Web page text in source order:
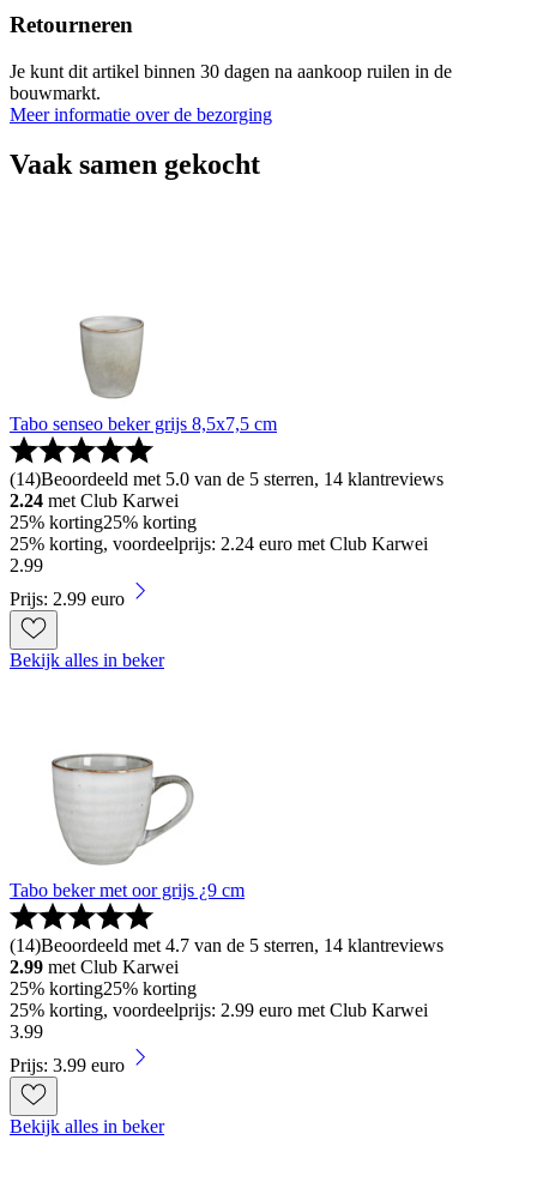
Retourneren
Je kunt dit artikel binnen 30 dagen na aankoop ruilen in de
bouwmarkt.
Meer informatie over de bezorging
Vaak samen gekocht
Tabo senseo beker grijs 8,5x7,5 cm
(14)Beoordeeld met 5.0 van de 5 sterren, 14 klantreviews
2.24 met Club Karwei
25% korting25% korting
25% korting, voordeelprijs: 2.24 euro met Club Karwei
2.99
Prijs: 2.99 euro
Bekijk alles in beker
Tabo beker met oor grijs ¿9 cm
(14)Beoordeeld met 4.7 van de 5 sterren, 14 klantreviews
2.99 met Club Karwei
25% korting25% korting
25% korting, voordeelprijs: 2.99 euro met Club Karwei
3.99
Prijs: 3.99 euro
Bekijk alles in beker